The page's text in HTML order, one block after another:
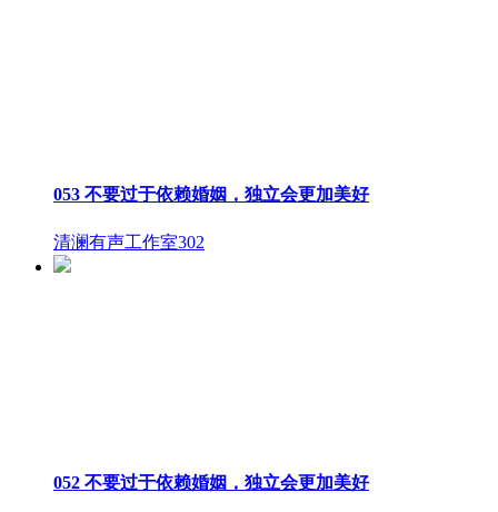
053 不要过于依赖婚姻，独立会更加美好
清澜有声工作室302
052 不要过于依赖婚姻，独立会更加美好